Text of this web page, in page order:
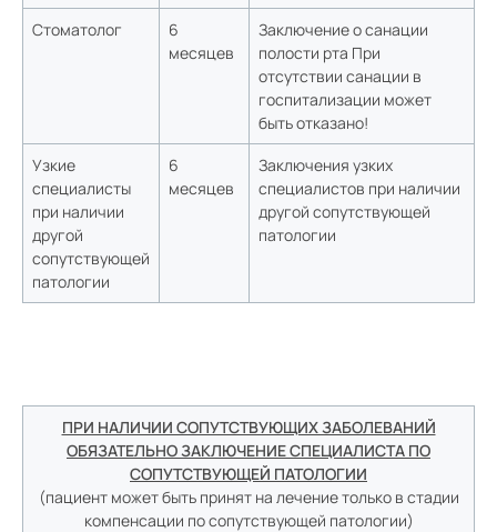
Стоматолог
6
месяцев
Заключение о санации
полости рта При
отсутствии санации в
госпитализации может
быть отказано!
Узкие
специалисты
при наличии
другой
сопутствующей
патологии
6
месяцев
Заключения узких
специалистов при наличии
другой сопутствующей
патологии
ПРИ НАЛИЧИИ СОПУТСТВУЮЩИХ ЗАБОЛЕВАНИЙ
ОБЯЗАТЕЛЬНО ЗАКЛЮЧЕНИЕ СПЕЦИАЛИСТА ПО
СОПУТСТВУЮЩЕЙ ПАТОЛОГИИ
(пациент может быть принят на лечение только в стадии
компенсации по сопутствующей патологии)